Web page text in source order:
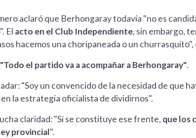
aclaró que Berhongaray todavía "no es
El acto en el Club Independiente, sin embargo,
hacemos una choripaneada o un
"Todo el partido va a acompañar a Berhongaray".
"Soy un convencido de la necesidad de que
la estrategia oficialista de dividirnos".
claridad: "Si se constituye ese frente, que los
provincial".